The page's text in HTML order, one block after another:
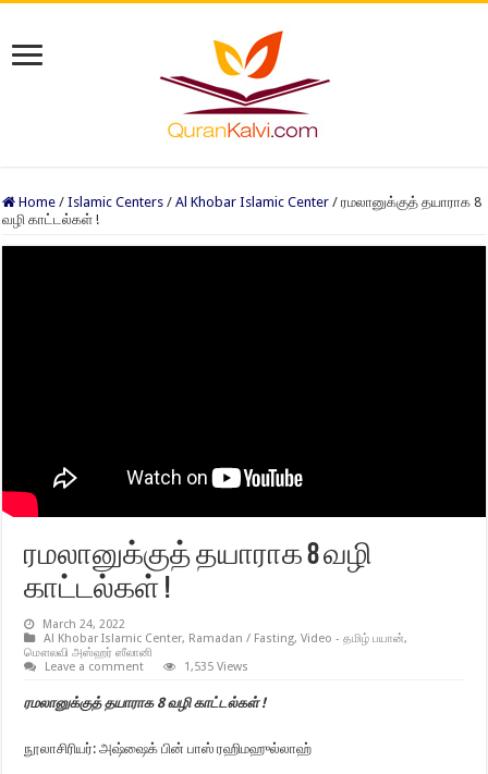
Home / Islamic Centers / Al Khobar Islamic Center / ரமலானுக்குத் தயாராக 8
வழி காட்டல்கள் !
ரமலானுக்குத் தயாராக 8 வழி
காட்டல்கள் !
March 24, 2022
Al Khobar Islamic Center, Ramadan / Fasting,Video - தமிழ் பயான்,
மௌலவி அஸ்ஹர் ஸீலானி
Leave a comment
1,535 Views
ரமலானுக்குத் தயாராக 8 வழி காட்டல்கள் !
நூலாசிரியர்: அஷ்ஷைக் பின் பாஸ் ரஹிமஹுல்லாஹ்